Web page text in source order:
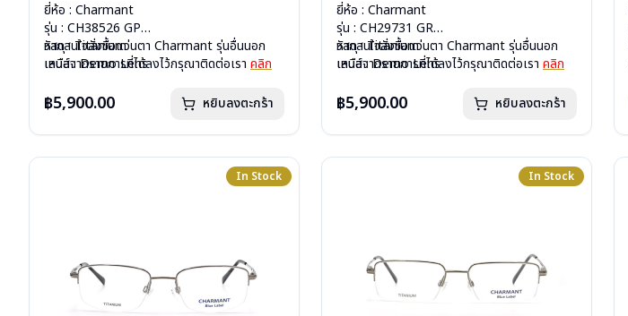
ยี่ห้อ : Charmant
รุ่น : CH38526 GP
วัสดุ : Titanium
เลนส์ : Demo Lens
น้ำหนัก : 13 กรัม
การรับประกัน : 1 ปี
หากสนใจสั่งชื้อแว่นตา Charmant รุ่นอื่นนอก
เหนือจากรายการที่ได้ลงไว้กรุณาติดต่อเรา คลิก
฿5,900.00 หยิบลงตะกร้า
ยี่ห้อ : Charmant
รุ่น : CH29731 GR
วัสดุ : Titanium
เลนส์ : Demo Lens
น้ำหนัก : 11 กรัม
การรับประกัน : 1 ปี
หากสนใจสั่งชื้อแว่นตา Charmant รุ่นอื่นนอก
เหนือจากรายการที่ได้ลงไว้กรุณาติดต่อเรา คลิก
฿5,900.00 หยิบลงตะกร้า
In Stock In Stock